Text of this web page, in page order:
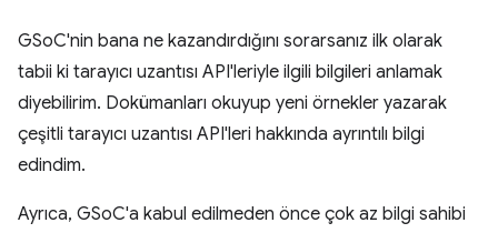
GSoC'nin bana ne kazandırdığını sorarsanız ilk olarak
tabii ki tarayıcı uzantısı API'leriyle ilgili bilgileri anlamak
diyebilirim. Dokümanları okuyup yeni örnekler yazarak
çeşitli tarayıcı uzantısı API'leri hakkında ayrıntılı bilgi
edindim.
Ayrıca, GSoC'a kabul edilmeden önce çok az bilgi sahibi